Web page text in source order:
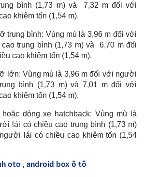
bình (1,73 m) và 7,32 m đối với
khiêm tốn (1,54 m).
trung bình: Vùng mù là 3,96 m đối với
trung bình (1,73 m) và 6,70 m đối
cao khiêm tốn (1,54 m).
lớn: Vùng mù là 3,96 m đối với người
bình (1,73 m) và 7,01 m đối với
khiêm tốn (1,54 m).
dòng xe hatchback: Vùng mù là
lái có chiều cao trung bình (1,73 m)
lái có chiều cao khiêm tốn (1,54
oto , android box ô tô